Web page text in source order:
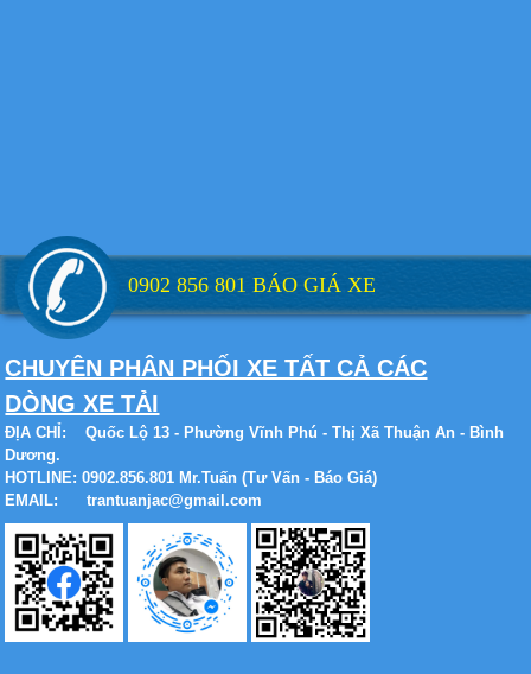
Xe tải Foton 990kg
Xe tải Foton 990kg
0902 856 801 BÁO GIÁ XE
CHUYÊN PHÂN PHỐI XE TẤT CẢ CÁC
DÒNG XE TẢI
ĐỊA CHỈ:
Quốc Lộ 13 - Phường Vĩnh Phú - Thị Xã Thuận An - Bình
Dương.
HOTLINE: 0902.856.801 Mr.Tuấn (Tư Vấn - Báo Giá)
EMAIL: trantuanjac@gmail.com